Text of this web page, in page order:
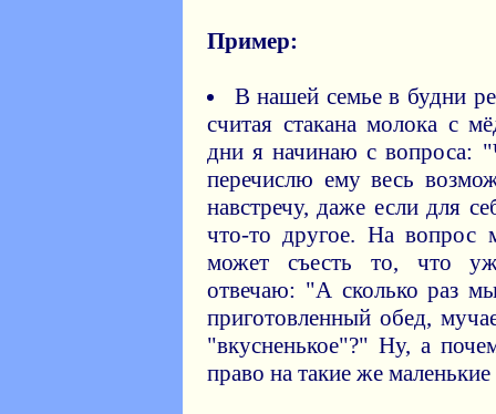
Пример:
В нашей семье в будни
считая стакана молока с
дни я начинаю с вопроса:
перечислю ему весь
навстречу, даже если для
что-то другое. На
может съесть то, что
отвечаю: "А сколько раз
приготовленный обед,
"вкусненькое"?" Ну, а
право на такие же